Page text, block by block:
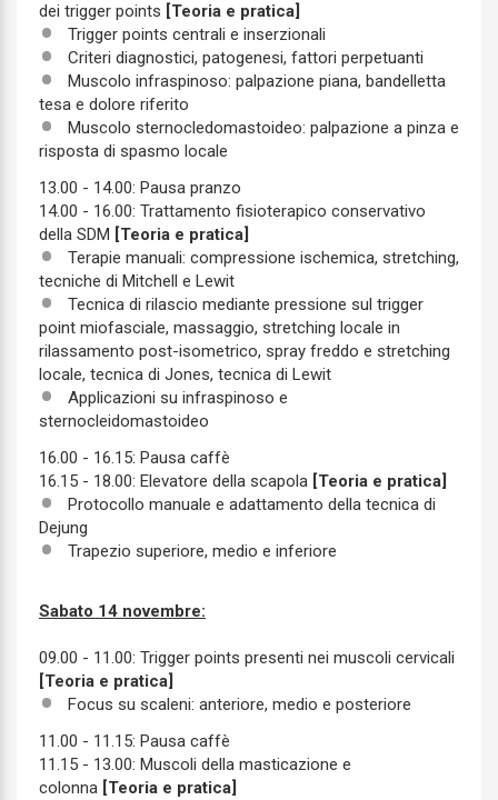
dei trigger points [Teoria e pratica]
Trigger points centrali e inserzionali
Criteri diagnostici, patogenesi, fattori perpetuanti
Muscolo infraspinoso: palpazione piana, bandelletta
tesa e dolore riferito
Muscolo sternocledomastoideo: palpazione a pinza e
risposta di spasmo locale
13.00 - 14.00: Pausa pranzo
14.00 - 16.00: Trattamento fisioterapico conservativo
della SDM [Teoria e pratica]
Terapie manuali: compressione ischemica, stretching,
tecniche di Mitchell e Lewit
Tecnica di rilascio mediante pressione sul trigger
point miofasciale, massaggio, stretching locale in
rilassamento post-isometrico, spray freddo e stretching
locale, tecnica di Jones, tecnica di Lewit
Applicazioni su infraspinoso e
sternocleidomastoideo
16.00 - 16.15: Pausa caffè
16.15 - 18.00: Elevatore della scapola [Teoria e pratica]
Protocollo manuale e adattamento della tecnica di
Dejung
Trapezio superiore, medio e inferiore
Sabato 14 novembre:
09.00 - 11.00: Trigger points presenti nei muscoli cervicali
[Teoria e pratica]
Focus su scaleni: anteriore, medio e posteriore
11.00 - 11.15: Pausa caffè
11.15 - 13.00: Muscoli della masticazione e
colonna [Teoria e pratica]